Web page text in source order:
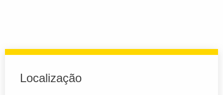
Localização